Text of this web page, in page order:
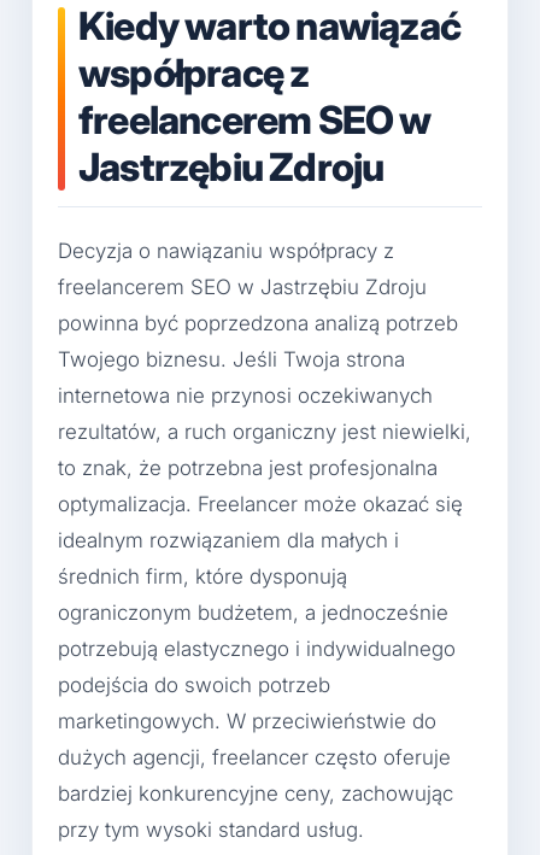
Kiedy warto nawiązać
współpracę z
freelancerem SEO w
Jastrzębiu Zdroju
Decyzja o nawiązaniu współpracy z
freelancerem SEO w Jastrzębiu Zdroju
powinna być poprzedzona analizą potrzeb
Twojego biznesu. Jeśli Twoja strona
internetowa nie przynosi oczekiwanych
rezultatów, a ruch organiczny jest niewielki,
to znak, że potrzebna jest profesjonalna
optymalizacja. Freelancer może okazać się
idealnym rozwiązaniem dla małych i
średnich firm, które dysponują
ograniczonym budżetem, a jednocześnie
potrzebują elastycznego i indywidualnego
podejścia do swoich potrzeb
marketingowych. W przeciwieństwie do
dużych agencji, freelancer często oferuje
bardziej konkurencyjne ceny, zachowując
przy tym wysoki standard usług.